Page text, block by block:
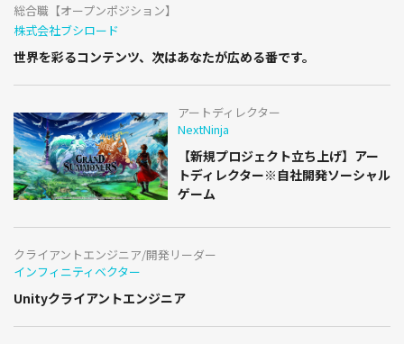
総合職【オープンポジション】
株式会社ブシロード
世界を彩るコンテンツ、次はあなたが広める番です。
アートディレクター
NextNinja
【新規プロジェクト立ち上げ】アー
トディレクター※自社開発ソーシャル
ゲーム
クライアントエンジニア/開発リーダー
インフィニティベクター
Unityクライアントエンジニア